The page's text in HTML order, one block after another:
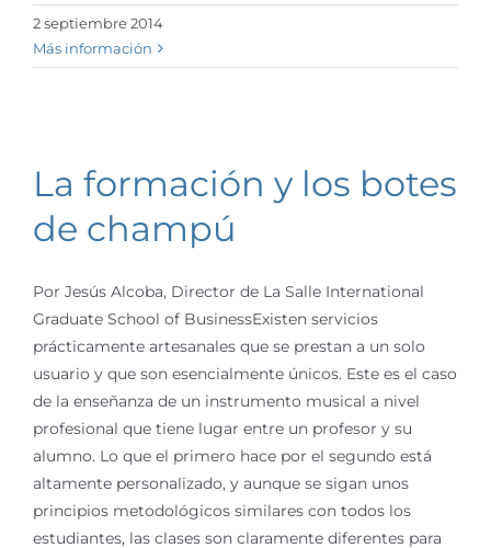
2 septiembre 2014
Más información
La formación y los botes
de champú
Por Jesús Alcoba, Director de La Salle International
Graduate School of BusinessExisten servicios
prácticamente artesanales que se prestan a un solo
usuario y que son esencialmente únicos. Este es el caso
de la enseñanza de un instrumento musical a nivel
profesional que tiene lugar entre un profesor y su
alumno. Lo que el primero hace por el segundo está
altamente personalizado, y aunque se sigan unos
principios metodológicos similares con todos los
estudiantes, las clases son claramente diferentes para